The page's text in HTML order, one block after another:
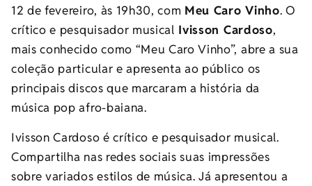
12 de fevereiro, às 19h30, com Meu Caro Vinho. O
crítico e pesquisador musical Ivisson Cardoso,
mais conhecido como “Meu Caro Vinho”, abre a sua
coleção particular e apresenta ao público os
principais discos que marcaram a história da
música pop afro-baiana.
Ivisson Cardoso é crítico e pesquisador musical.
Compartilha nas redes sociais suas impressões
sobre variados estilos de música. Já apresentou a